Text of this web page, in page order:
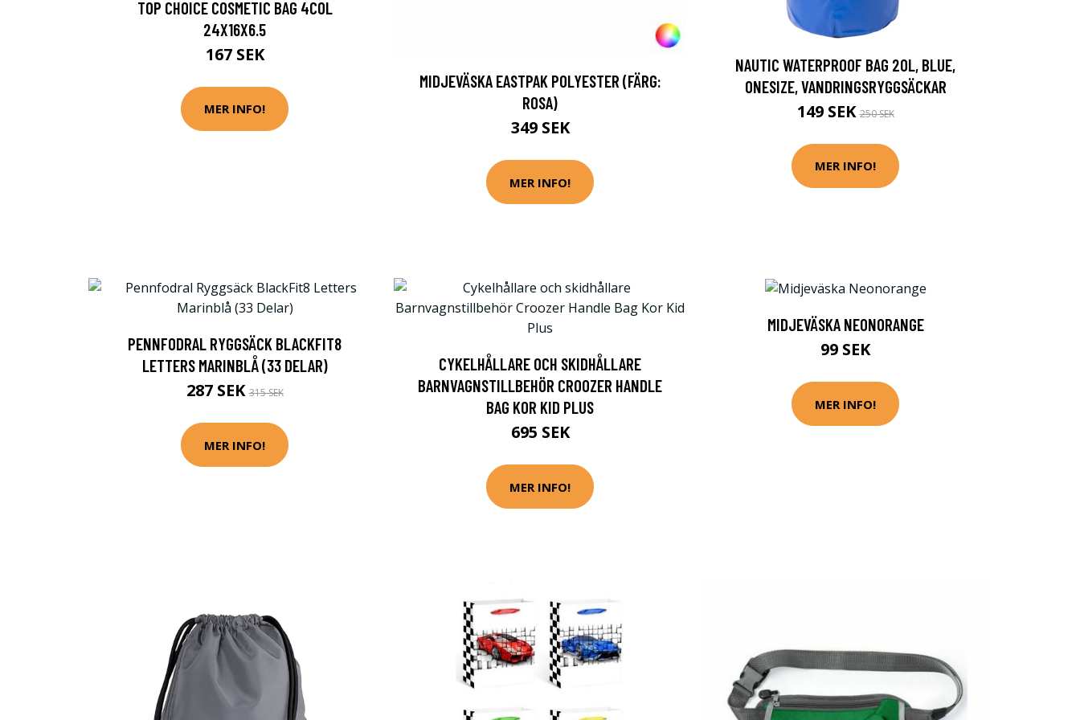
TOP CHOICE COSMETIC BAG 4COL
24X16X6.5
167 SEK
MER INFO!
MIDJEVÄSKA EASTPAK POLYESTER (FÄRG:
ROSA)
349 SEK
MER INFO!
NAUTIC WATERPROOF BAG 20L, BLUE,
ONESIZE, VANDRINGSRYGGSÄCKAR
149 SEK250 SEK
MER INFO!
PENNFODRAL RYGGSÄCK BLACKFIT8
LETTERS MARINBLÅ (33 DELAR)
287 SEK315 SEK
MER INFO!
CYKELHÅLLARE OCH SKIDHÅLLARE
BARNVAGNSTILLBEHÖR CROOZER HANDLE
BAG KOR KID PLUS
695 SEK
MER INFO!
MIDJEVÄSKA NEONORANGE
99 SEK
MER INFO!